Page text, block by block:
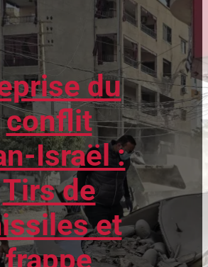
du
conflit
Israël :
Tirs de
et
frappe